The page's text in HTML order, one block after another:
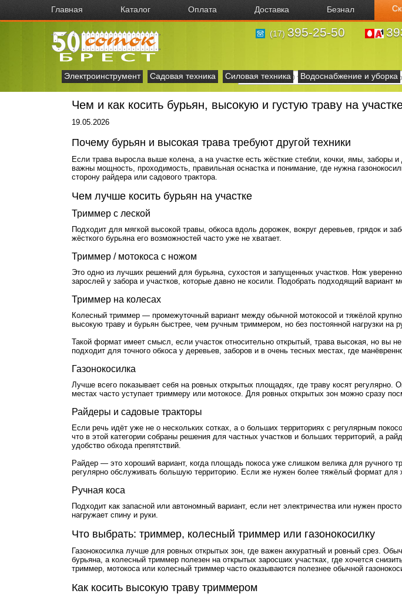
Главная Каталог Оплата Доставка Безнал
(17) 395-25-50
Электроинструмент Садовая техника Силовая техника Водоснабжение и уборка
Чем и как косить бурьян, высокую и густую траву на
19.05.2026
Почему бурьян и высокая трава требуют другой техники
Если трава выросла выше колена, а на участке есть жёсткие стебли, кочки, ямы, заборы
важны мощность, проходимость, правильная оснастка и понимание, где нужна
сторону райдера или садового трактора.
Чем лучше косить бурьян на участке
Триммер с леской
Подходит для мягкой высокой травы, обкоса вдоль дорожек, вокруг деревьев, грядок и
жёсткого бурьяна его возможностей часто уже не хватает.
Триммер / мотокоса с ножом
Это одно из лучших решений для бурьяна, сухостоя и запущенных участков. Нож
зарослей у забора и участков, которые давно не косили. Подобрать подходящий вариант
Триммер на колесах
Колесный триммер — промежуточный вариант между обычной мотокосой и тяжёлой
высокую траву и бурьян быстрее, чем ручным триммером, но без постоянной нагрузки
Такой формат имеет смысл, если участок относительно открытый, трава высокая, но вы
подходит для точного обкоса у деревьев, заборов и в очень тесных местах, где
Газонокосилка
Лучше всего показывает себя на ровных открытых площадях, где траву косят регулярно.
местах часто уступает триммеру или мотокосе. Для ровных открытых зон можно сразу
Райдеры и садовые тракторы
Если речь идёт уже не о нескольких сотках, а о больших территориях с регулярным
что в этой категории собраны решения для частных участков и больших территорий, а
удобство обхода препятствий.
Райдер — это хороший вариант, когда площадь покоса уже слишком велика для ручного
регулярно обслуживать большую территорию. Если же нужен более тяжёлый формат для
Ручная коса
Подходит как запасной или автономный вариант, если нет электричества или нужен
нагружает спину и руки.
Что выбрать: триммер, колесный триммер или газонокосилку
Газонокосилка лучше для ровных открытых зон, где важен аккуратный и ровный срез.
бурьяна, а колесный триммер полезен на открытых заросших участках, где хочется
триммер, мотокоса или колесный триммер часто оказываются полезнее обычной
Как косить высокую траву триммером